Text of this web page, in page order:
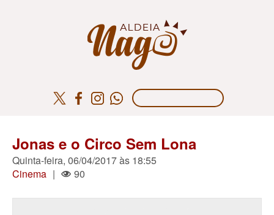
Jonas e o Circo Sem Lona
Quinta-feira, 06/04/2017 às 18:55
Cinema | 90